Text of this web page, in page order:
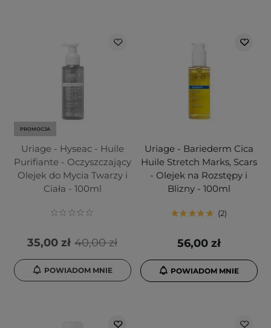
PROMOCJA
Uriage - Hyseac - Huile
Purifiante - Oczyszczający
Olejek do Mycia Twarzy i
Ciała - 100ml
40,00 zł
35,00 zł
POWIADOM MNIE
Uriage - Bariederm Cica
Huile Stretch Marks, Scars
- Olejek na Rozstępy i
Blizny - 100ml
2
56,00 zł
POWIADOM MNIE